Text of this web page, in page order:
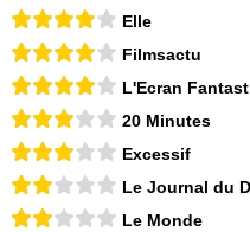
Elle
Filmsactu
L'Ecran
20 Minutes
Excessif
Le Journal du
Le Monde